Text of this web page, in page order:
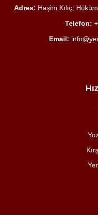
Adres: Haşim Kılıç,
Telefon:
Email: